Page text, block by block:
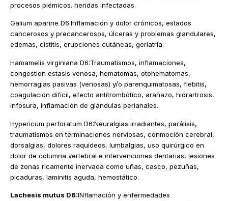
procesos piémicos. heridas infectadas.
Galium aparine D6:Inflamación y dolor crónicos, estados
cancerosos y precancerosos, úlceras y problemas glandulares,
edemas, cistitis, erupciones cutáneas, geriatría.
Hamamelis virginiana D6:Traumatismos, inflamaciones,
congestion estasis venosa, hematomas, otohematomas,
hemorragias pasivas (venosas) y/o parenquimatosas, flebitis,
coagulación difícil, efecto antitrombótico, arañazo, hidrartrosis,
infosura, inflamación de glándulas perianales.
Hypericum perforatum D6:Neuralgias irradiantes, parálisis,
traumatismos en terminaciones nerviosas, conmoción cerebral,
dorsalgias, dolores raquídeos, lumbalgias, uso quirúrgico en
dolor de columna vertebral e intervenciones dentarias, lesiones
de zonas ricamente inervada como uñas, casco, pezuñas,
picaduras, laminitis aguda, hemostático.
Lachesis mutus D6:INflamación y enfermedades